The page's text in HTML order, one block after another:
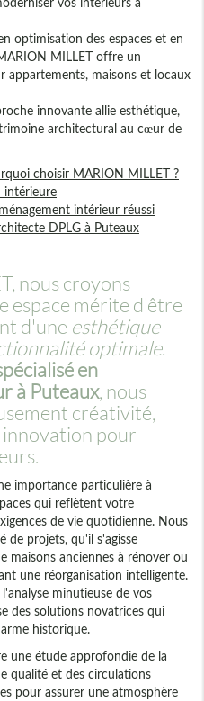
optimisation des espaces et en
MILLET offre un
appartements, maisons et locaux
innovante allie esthétique,
architectural au cœur de
choisir MARION MILLET ?
intérieure
intérieur réussi
DPLG à Puteaux
nous croyons
espace mérite d'être
d'une esthétique
optimale.
en
à Puteaux, nous
créativité,
pour
importance particulière à
qui reflètent votre
de vie quotidienne. Nous
de projets, qu'il s'agisse
maisons anciennes à rénover ou
une réorganisation intelligente.
minutieuse de vos
des solutions novatrices qui
historique.
une étude approfondie de la
qualité et des circulations
pour assurer une atmosphère